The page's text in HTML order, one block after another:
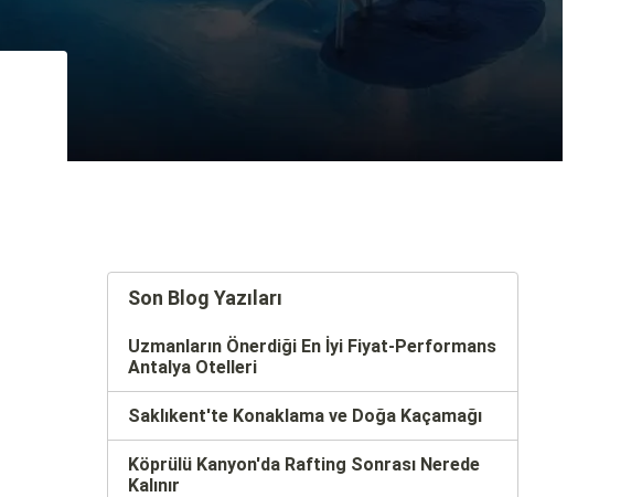
Son Blog Yazıları
Uzmanların Önerdiği En İyi Fiyat-Performans
Antalya Otelleri
Saklıkent'te Konaklama ve Doğa Kaçamağı
Köprülü Kanyon'da Rafting Sonrası Nerede
Kalınır